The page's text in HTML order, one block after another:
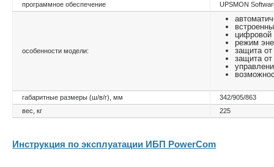
программное обеспечение
UPSMON
особенности модели:
цифровой
режим
защита от
защита от
габаритные размеры (ш/в/г), мм
342/905/863
вес, кг
225
Инструкция по эксплуатации ИБП PowerCom